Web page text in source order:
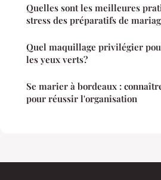
Quelles sont les meilleures
stress des préparatifs de
Quel maquillage privilégier
les yeux verts?
Se marier à bordeaux :
pour réussir l'organisation